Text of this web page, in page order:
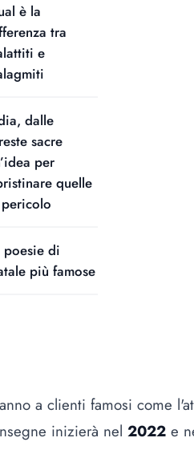
a clienti famosi come
inizierà nel 2022e
è la
tra
e
dalle
sacre
per
quelle
poesie di
più famose